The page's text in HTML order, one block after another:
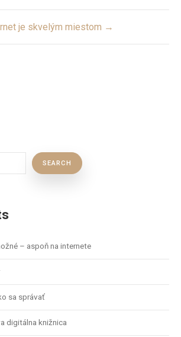
je skvelým miestom →
SEARCH
– aspoň na internete
sa správať
digitálna knižnica